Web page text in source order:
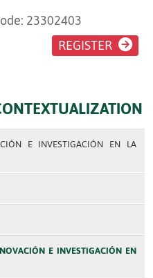
23302403
REGISTER
E INVESTIGACIÓN EN LA
E INVESTIGACIÓN EN